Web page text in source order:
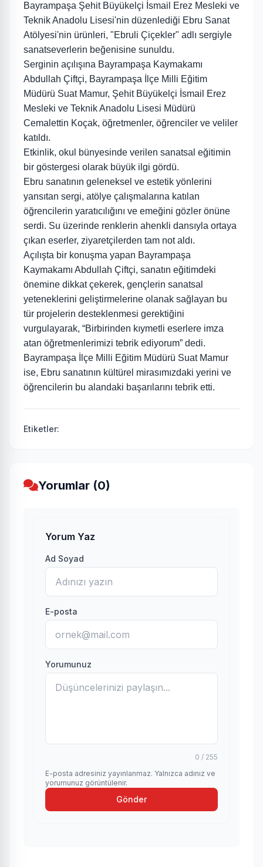
Bayrampaşa Şehit Büyükelçi İsmail Erez Mesleki ve
Teknik Anadolu Lisesi'nin düzenlediği Ebru Sanat
Atölyesi'nin ürünleri, "Ebruli Çiçekler" adlı sergiyle
sanatseverlerin beğenisine sunuldu.
Serginin açılışına Bayrampaşa Kaymakamı
Abdullah Çiftçi, Bayrampaşa İlçe Milli Eğitim
Müdürü Suat Mamur, Şehit Büyükelçi İsmail Erez
Mesleki ve Teknik Anadolu Lisesi Müdürü
Cemalettin Koçak, öğretmenler, öğrenciler ve veliler
katıldı.
Etkinlik, okul bünyesinde verilen sanatsal eğitimin
bir göstergesi olarak büyük ilgi gördü.
Ebru sanatının geleneksel ve estetik yönlerini
yansıtan sergi, atölye çalışmalarına katılan
öğrencilerin yaratıcılığını ve emeğini gözler önüne
serdi. Su üzerinde renklerin ahenkli dansıyla ortaya
çıkan eserler, ziyaretçilerden tam not aldı.
Açılışta bir konuşma yapan Bayrampaşa
Kaymakamı Abdullah Çiftçi, sanatın eğitimdeki
önemine dikkat çekerek, gençlerin sanatsal
yeteneklerini geliştirmelerine olanak sağlayan bu
tür projelerin desteklenmesi gerektiğini
vurgulayarak, “Birbirinden kıymetli eserlere imza
atan öğretmenlerimizi tebrik ediyorum” dedi.
Bayrampaşa İlçe Milli Eğitim Müdürü Suat Mamur
ise, Ebru sanatının kültürel mirasımızdaki yerini ve
öğrencilerin bu alandaki başarılarını tebrik etti.
Etiketler:
Yorumlar (0)
Yorum Yaz
Ad Soyad
E-posta
Yorumunuz
0 / 255
E-posta adresiniz yayınlanmaz. Yalnızca adınız ve
yorumunuz görüntülenir.
Gönder